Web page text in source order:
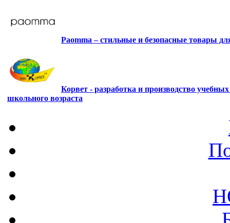
Paomma – стильные и безопасные товары
Корвет - разработка и производство
школьного возраста